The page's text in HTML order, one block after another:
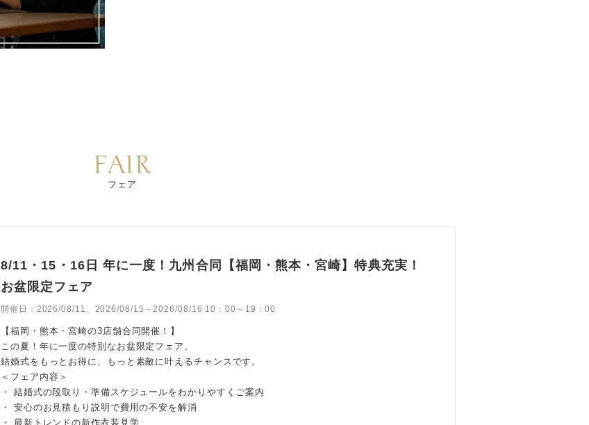
FAIR
フェア
8/11・15・16日 年に一度！九州合同【福岡・熊本・宮崎】特典充実！
お盆限定フェア
開催日： 2026/08/11、2026/08/15～2026/08/16 10：00～19：00
【福岡・熊本・宮崎の3店舗合同開催！】
この夏！年に一度の特別なお盆限定フェア。
結婚式をもっとお得に、もっと素敵に叶えるチャンスです。
＜フェア内容＞
・ 結婚式の段取り・準備スケジュールをわかりやすくご案内
・ 安心のお見積もり説明で費用の不安を解消
・ 最新トレンドの新作衣装見学